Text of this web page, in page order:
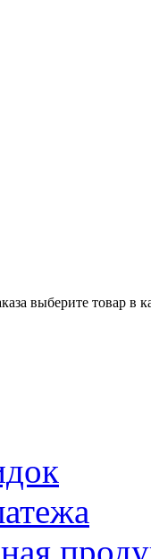
выберите товар в